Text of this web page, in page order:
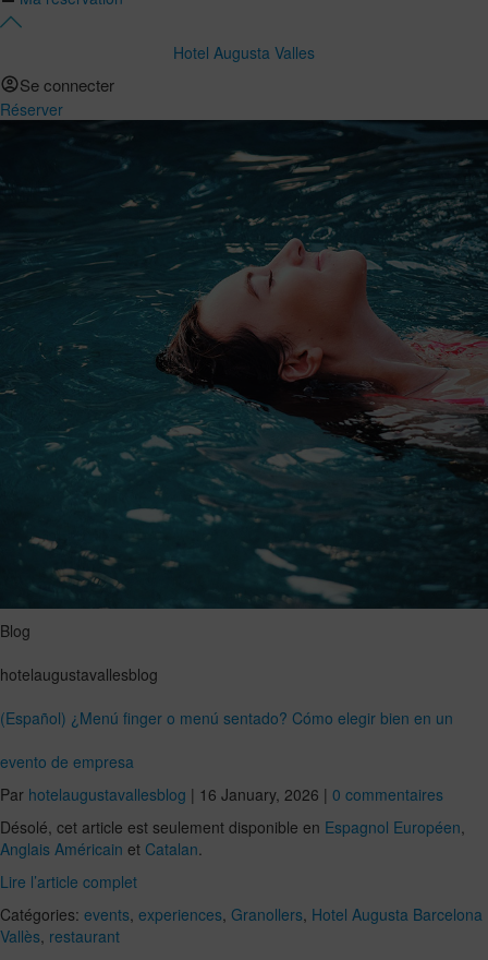
Hotel Augusta Valles
Se connecter
Réserver
Blog
hotelaugustavallesblog
(Español) ¿Menú finger o menú sentado? Cómo elegir bien en un
evento de empresa
Par hotelaugustavallesblog | 16 January, 2026 | 0 commentaires
Désolé, cet article est seulement disponible en Espagnol Européen,
Anglais Américain et Catalan.
Lire l’article complet
Catégories: events, experiences, Granollers, Hotel Augusta Barcelona
Vallès, restaurant